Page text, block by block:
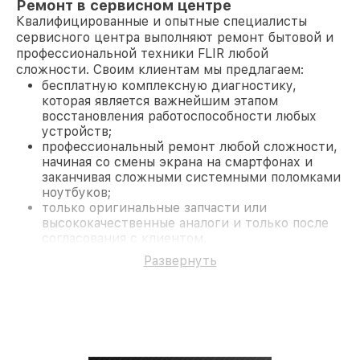
Ремонт в сервисном центре
Квалифицированные и опытные специалисты
сервисного центра выполняют ремонт бытовой и
профессиональной техники FLIR любой
сложности. Своим клиентам мы предлагаем:
бесплатную комплексную диагностику,
которая является важнейшим этапом
восстановления работоспособности любых
устройств;
профессиональный ремонт любой сложности,
начиная со смены экрана на смартфонах и
заканчивая сложными системными поломками
ноутбуков;
только оригинальные запчасти или
высококачественные аналоги и только после
согласования с клиентом.
На все работы и замененные комплектующие
предоставляется длительная гарантия. В случае
Развернуть